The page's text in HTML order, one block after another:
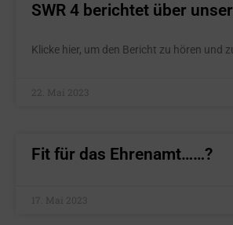
SWR 4 berichtet über
Klicke hier, um den Bericht zu hören und
22. Mai 2023
Fit für das Ehrenamt……?
17. Mai 2023